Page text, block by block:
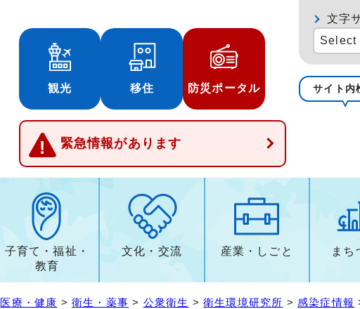
観光 移住 防災ポータル
緊急情報があります
文字
Select
サイト内
子育て・福祉・
教育
文化・交流 産業・しごと まち
医療・健康 >衛生・薬事 > 公衆衛生 >衛生環境研究所 >感染症情報